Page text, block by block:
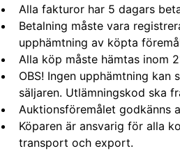
Alla fakturor har 5 dagars
Betalning måste vara
upphämtning av köpta
Alla köp måste hämtas inom
OBS! Ingen upphämtning kan
säljaren. Utlämningskod ska
Auktionsföremålet godkänns
Köparen är ansvarig för alla
transport och export.